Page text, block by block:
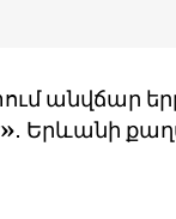
անվճար
Երևանի